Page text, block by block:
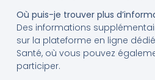
Où puis-je trouver plus
Des informations
sur la plateforme en ligne
Santé, où vous pouvez
participer.